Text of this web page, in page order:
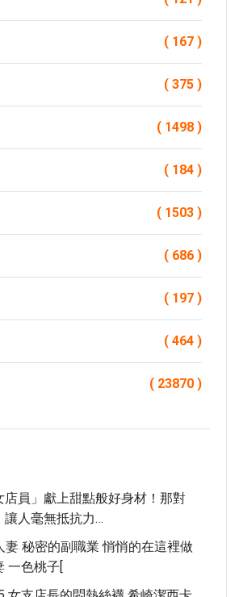
( 167 )
( 375 )
( 1498 )
( 184 )
( 1503 )
( 686 )
( 197 )
( 464 )
( 23870 )
店員」獻上甜點般好身材！那對
讓人毫無抵抗力…
妻 秘密的副職業 悄悄的在這裡做
一色桃子[